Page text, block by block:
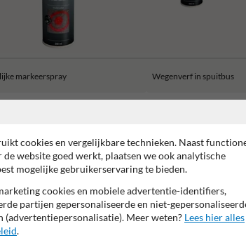
markeerspray Wegenverf in spuitbus
Water- en vuilafstotend
cookies en vergelijkbare technieken. Naast
website goed werkt, plaatsen we ook analytische
mogelijke gebruikerservaring te bieden.
cookies en mobiele advertentie-identifiers,
partijen gepersonaliseerde en niet-
(advertentiepersonalisatie). Meer weten? Lees hier alles
.